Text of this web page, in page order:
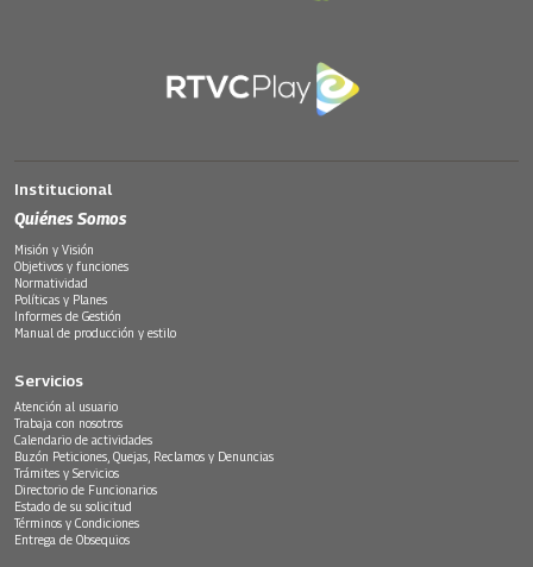
Institucional
Quiénes Somos
Misión y Visión
Objetivos y funciones
Normatividad
Políticas y Planes
Informes de Gestión
Manual de producción y estilo
Servicios
Atención al usuario
Trabaja con nosotros
Calendario de actividades
Buzón Peticiones, Quejas, Reclamos y Denuncias
Trámites y Servicios
Directorio de Funcionarios
Estado de su solicitud
Términos y Condiciones
Entrega de Obsequios